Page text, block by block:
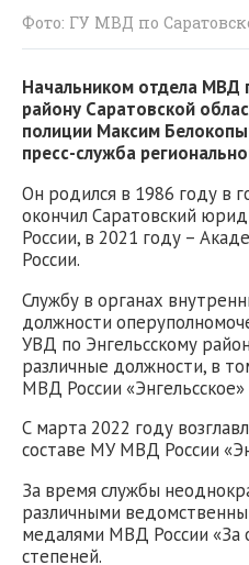
Фото: ГУ МВД по
Начальником отдела МВД
району Саратовской
полиции Максим
пресс-служба
Он родился в 1986 году в
окончил Саратовский
России, в 2021 году –
России.
Службу в органах
должности
УВД по Энгельсскому
различные должности, в
МВД России «Энгельсское»
С марта 2022 году
составе МУ МВД России
За время службы
различными
медалями МВД России «За
степеней.